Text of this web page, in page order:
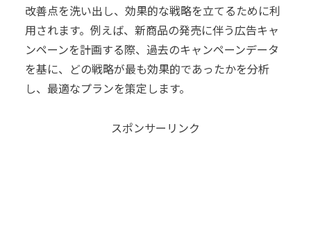
改善点を洗い出し、効果的な戦略を立てるために利
用されます。例えば、新商品の発売に伴う広告キャ
ンペーンを計画する際、過去のキャンペーンデータ
を基に、どの戦略が最も効果的であったかを分析
し、最適なプランを策定します。
スポンサーリンク